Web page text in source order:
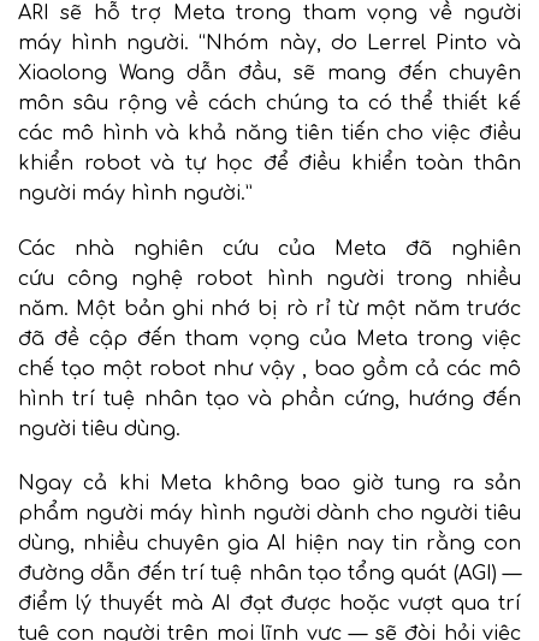
ARI sẽ hỗ trợ Meta trong tham vọng về người
máy hình người. “Nhóm này, do Lerrel Pinto và
Xiaolong Wang dẫn đầu, sẽ mang đến chuyên
môn sâu rộng về cách chúng ta có thể thiết kế
các mô hình và khả năng tiên tiến cho việc điều
khiển robot và tự học để điều khiển toàn thân
người máy hình người.”
Các nhà nghiên cứu của Meta đã nghiên
cứu công nghệ robot hình người trong nhiều
năm. Một bản ghi nhớ bị rò rỉ từ một năm trước
đã đề cập đếntham vọng của Meta trong việc
chế tạo một robot như vậy , bao gồm cả các mô
hình trí tuệ nhân tạo và phần cứng, hướng đến
người tiêu dùng.
Ngay cả khi Meta không bao giờ tung ra sản
phẩm người máy hình người dành cho người tiêu
dùng, nhiều chuyên gia AI hiện nay tin rằng con
đường dẫn đến trí tuệ nhân tạo tổng quát (AGI) —
điểm lý thuyết mà AI đạt được hoặc vượt qua trí
tuệ con người trên mọi lĩnh vực — sẽ đòi hỏi việc